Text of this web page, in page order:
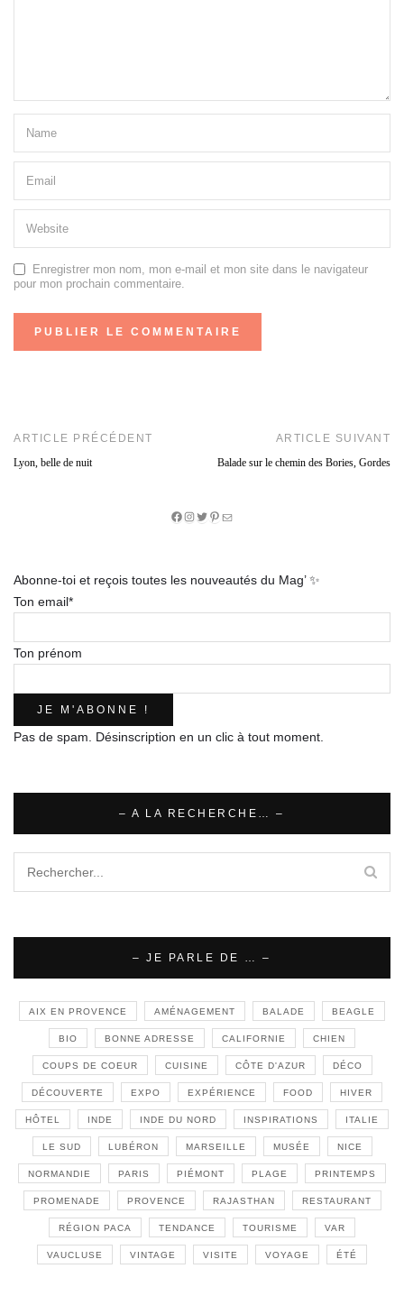
Enregistrer mon nom, mon e-mail et mon site dans le navigateur
pour mon prochain commentaire.
ARTICLE PRÉCÉDENT
Lyon, belle de nuit
ARTICLE SUIVANT
Balade sur le chemin des Bories, Gordes
Facebook
Instagram
Twitter
Pinterest
E-
Abonne-toi et reçois toutes les nouveautés du Mag’ ✨
Ton email*
Ton prénom
Pas de spam. Désinscription en un clic à tout moment.
– A LA RECHERCHE… –
– JE PARLE DE … –
AIX EN PROVENCE AMÉNAGEMENT BALADE BEAGLE
BIO BONNE ADRESSE CALIFORNIE CHIEN
COUPS DE COEUR CUISINE CÔTE D'AZUR DÉCO
DÉCOUVERTE EXPO EXPÉRIENCE FOOD HIVER
HÔTEL INDE INDE DU NORD INSPIRATIONS ITALIE
LE SUD LUBÉRON MARSEILLE MUSÉE NICE
NORMANDIE PARIS PIÉMONT PLAGE PRINTEMPS
PROMENADE PROVENCE RAJASTHAN RESTAURANT
RÉGION PACA TENDANCE TOURISME VAR
VAUCLUSE VINTAGE VISITE VOYAGE ÉTÉ